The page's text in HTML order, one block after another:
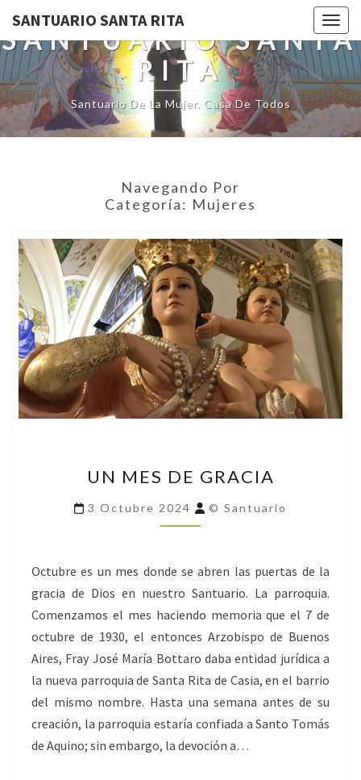
SANTUARIO SANTA RITA
SANTUARIO SANTA
RITA
Santuario De La Mujer. Casa De Todos
Navegando Por
Categoría: Mujeres
MES
DE
GRACIA
UN MES DE GRACIA
3 Octubre 2024 © Santuario
Octubre es un mes donde se abren las puertas de la
gracia de Dios en nuestro Santuario. La parroquia.
Comenzamos el mes haciendo memoria que el 7 de
octubre de 1930, el entonces Arzobispo de Buenos
Aires, Fray José María Bottaro daba entidad jurídica a
la nueva parroquia de Santa Rita de Casia, en el barrio
del mismo nombre. Hasta una semana antes de su
creación, la parroquia estaría confiada a Santo Tomás
de Aquino; sin embargo, la devoción a…